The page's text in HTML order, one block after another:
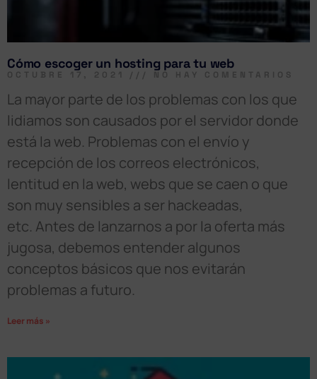
Cómo escoger un hosting para tu web
OCTUBRE 17, 2021 NO HAY COMENTARIOS
La mayor parte de los problemas con los que
lidiamos son causados por el servidor donde
está la web. Problemas con el envío y
recepción de los correos electrónicos,
lentitud en la web, webs que se caen o que
son muy sensibles a ser hackeadas,
etc. Antes de lanzarnos a por la oferta más
jugosa, debemos entender algunos
conceptos básicos que nos evitarán
problemas a futuro.
Leer más »